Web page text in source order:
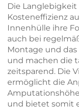
Die
Kosteneffizienz
Innenhülle ihre
auch bei
Montage und
und machen die
zeitsparend. Die
ermöglicht die
und bietet somit